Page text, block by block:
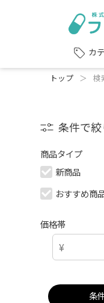
カ
トップ ＞ 検
条件で
商品タイプ
新商品
おすすめ商
価格帯
条